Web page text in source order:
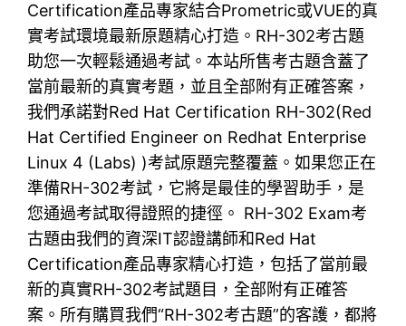
Certification產品專家結合Prometric或VUE的真
實考試環境最新原題精心打造。RH-302考古題
助您一次輕鬆通過考試。本站所售考古題含蓋了
當前最新的真實考題，並且全部附有正確答案，
我們承諾對Red Hat Certification RH-302(Red
Hat Certified Engineer on Redhat Enterprise
Linux 4 (Labs) )考試原題完整覆蓋。如果您正在
準備RH-302考試，它將是最佳的學習助手，是
您通過考試取得證照的捷徑。 RH-302 Exam考
古題由我們的資深IT認證講師和Red Hat
Certification產品專家精心打造，包括了當前最
新的真實RH-302考試題目，全部附有正確答
案。所有購買我們“RH-302考古題”的客護，都將